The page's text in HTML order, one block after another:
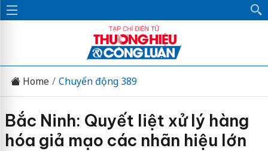
Home Chuyển động 389
Bắc Ninh: Quyết liệt xử lý hàng
hóa giả mạo các nhãn hiệu lớn